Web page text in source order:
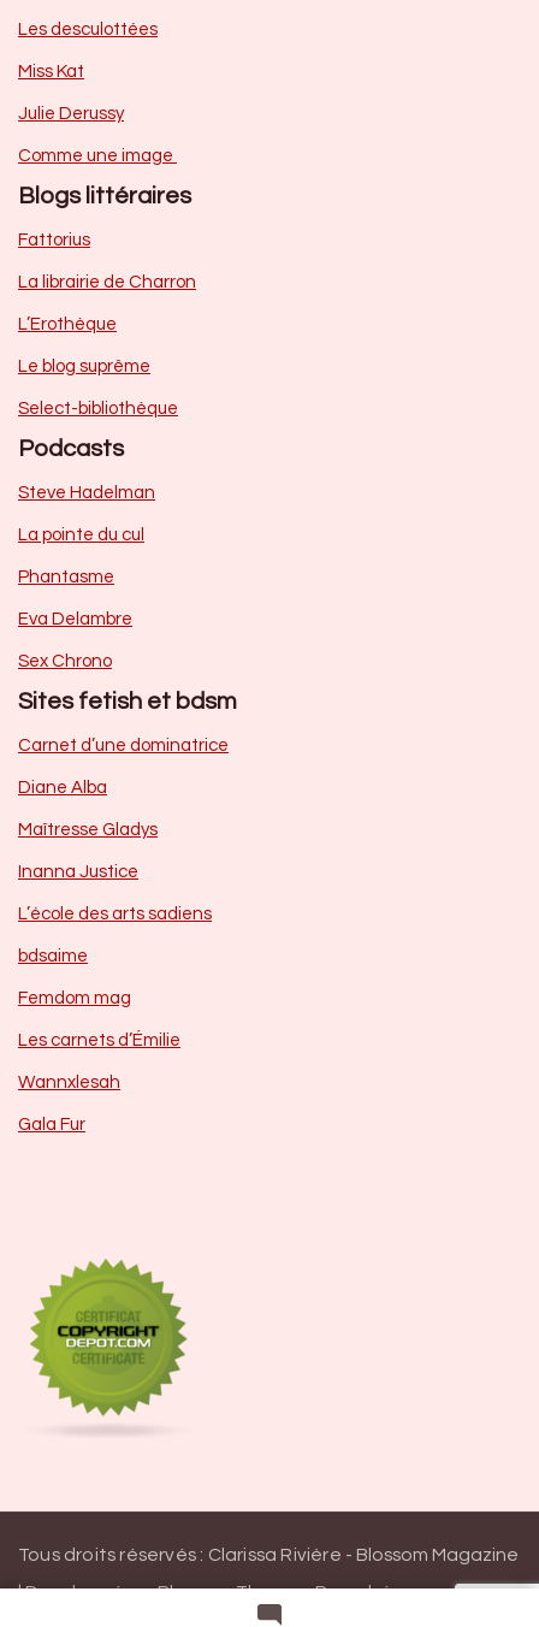
Les desculottées
Miss Kat
Julie Derussy
Comme une image
Blogs littéraires
Fattorius
La librairie de Charron
L’Erothèque
Le blog suprême
Select-bibliothèque
Podcasts
Steve Hadelman
La pointe du cul
Phantasme
Eva Delambre
Sex Chrono
Sites fetish et bdsm
Carnet d’une dominatrice
Diane Alba
Maîtresse Gladys
Inanna Justice
L’école des arts sadiens
bdsaime
Femdom mag
Les carnets d’Émilie
Wannxlesah
Gala Fur
Tous droits réservés : Clarissa Rivière - Blossom Magazine
| Developpé parBlossom Themes.Propulsé par